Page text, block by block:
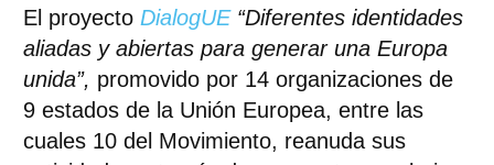
El proyectoDialogUE “Diferentes identidades
aliadas y abiertas para generar una Europa
unida”, promovido por 14 organizaciones de
9 estados de la Unión Europea, entre las
cuales 10 del Movimiento, reanuda sus